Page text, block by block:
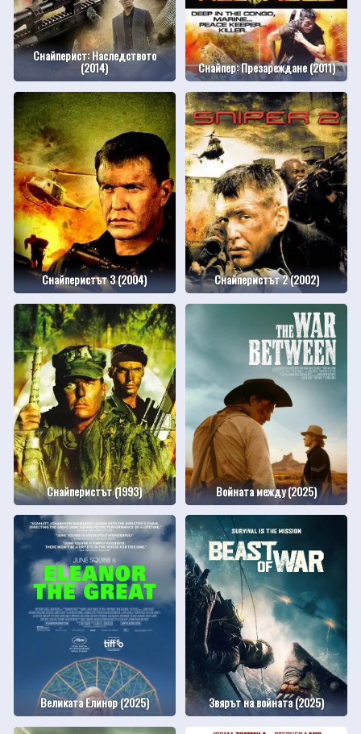
Снайперист: Наследството
(2014) Снайпер: Презареждане (2011)
Снайперистът 3 (2004) Снайперистът 2 (2002)
Снайперистът (1993) Войната между (2025)
Великата Елинор (2025) Звярът на войната (2025)